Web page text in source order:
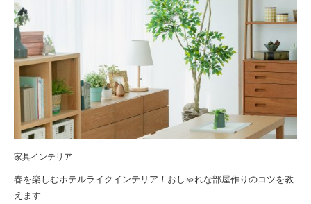
家具インテリア
春を楽しむホテルライクインテリア！おしゃれな部屋作りのコツを教
えます